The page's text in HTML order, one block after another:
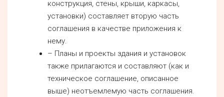
конструкция, стены, крыши, каркасы,
установки) составляет вторую часть
соглашения в качестве приложения к
нему.
– Планы и проекты здания и установок
также прилагаются и составляют (как и
техническое соглашение, описанное
выше) неотъемлемую часть соглашения.